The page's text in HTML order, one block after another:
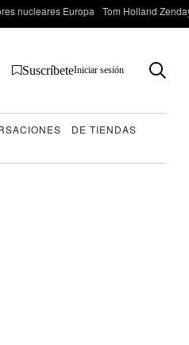
nucleares Europa Tom Holland
SuscríbeteIniciar sesión
DE TIENDAS